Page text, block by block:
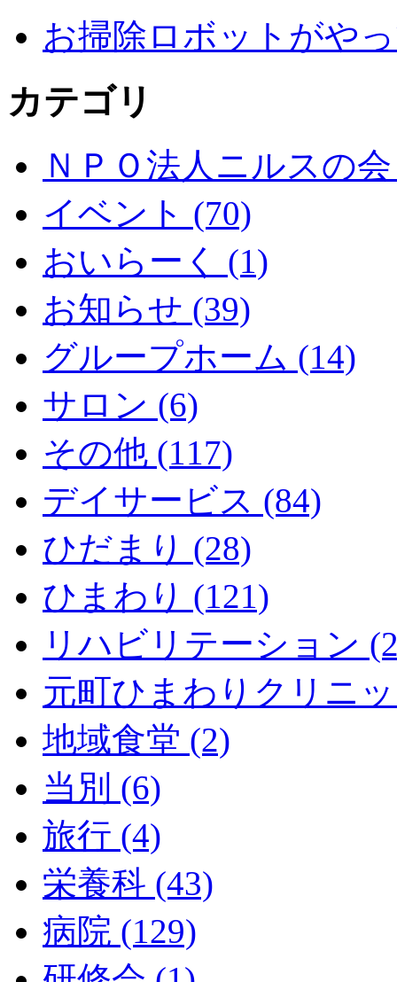
お掃除ロボットがや
カテゴリ
ＮＰＯ法人ニルスの
イベント (70)
おいらーく (1)
お知らせ (39)
グループホーム (14)
サロン (6)
その他 (117)
デイサービス (84)
ひだまり (28)
ひまわり (121)
リハビリテーション
元町ひまわりクリニ
地域食堂 (2)
当別 (6)
旅行 (4)
栄養科 (43)
病院 (129)